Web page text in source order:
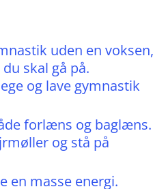
uden en voksen,
skal gå på.
og lave gymnastik
forlæns og baglæns.
og stå på
en masse energi.